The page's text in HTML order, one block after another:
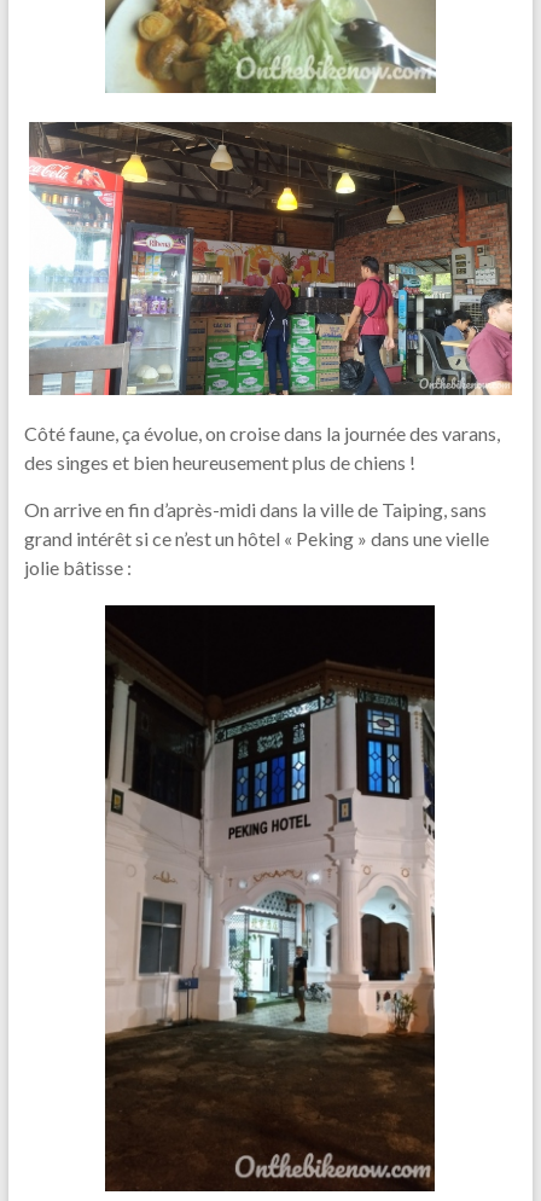
Côté faune, ça évolue, on croise dans la journée des varans,
des singes et bien heureusement plus de chiens !
On arrive en fin d’après-midi dans la ville de Taiping, sans
grand intérêt si ce n’est un hôtel « Peking » dans une vielle
jolie bâtisse :